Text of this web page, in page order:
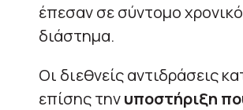
έπεσαν σε σύντομο χρονικό
διάστημα.
Οι διεθνείς αντιδράσεις
επίσης τηνυποστήριξη